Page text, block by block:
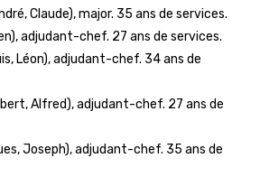
Claude), major. 35 ans de services.
adjudant-chef. 27 ans de services.
Léon), adjudant-chef. 34 ans de
Alfred), adjudant-chef. 27 ans de
Joseph), adjudant-chef. 35 ans de